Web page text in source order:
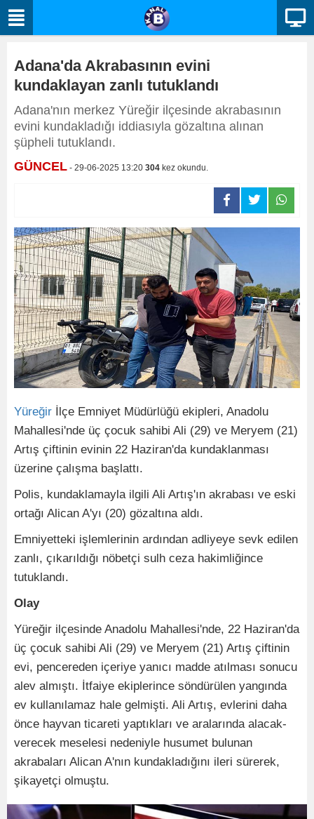
Adana'da Akrabasının evini
kundaklayan zanlı tutuklandı
Adana'nın merkez Yüreğir ilçesinde akrabasının
evini kundakladığı iddiasıyla gözaltına alınan
şüpheli tutuklandı.
GÜNCEL - 29-06-2025 13:20 304 kez okundu.
Yüreğir İlçe Emniyet Müdürlüğü ekipleri, Anadolu
Mahallesi'nde üç çocuk sahibi Ali (29) ve Meryem (21)
Artış çiftinin evinin 22 Haziran'da kundaklanması
üzerine çalışma başlattı.
Polis, kundaklamayla ilgili Ali Artış'ın akrabası ve eski
ortağı Alican A'yı (20) gözaltına aldı.
Emniyetteki işlemlerinin ardından adliyeye sevk edilen
zanlı, çıkarıldığı nöbetçi sulh ceza hakimliğince
tutuklandı.
Olay
Yüreğir ilçesinde Anadolu Mahallesi'nde, 22 Haziran'da
üç çocuk sahibi Ali (29) ve Meryem (21) Artış çiftinin
evi, pencereden içeriye yanıcı madde atılması sonucu
alev almıştı. İtfaiye ekiplerince söndürülen yangında
ev kullanılamaz hale gelmişti. Ali Artış, evlerini daha
önce hayvan ticareti yaptıkları ve aralarında alacak-
verecek meselesi nedeniyle husumet bulunan
akrabaları Alican A'nın kundakladığını ileri sürerek,
şikayetçi olmuştu.